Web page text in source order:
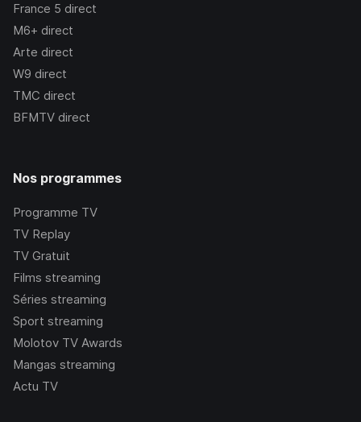
France 5 direct
M6+ direct
Arte direct
W9 direct
TMC direct
BFMTV direct
Nos programmes
Programme TV
TV Replay
TV Gratuit
Films streaming
Séries streaming
Sport streaming
Molotov TV Awards
Mangas streaming
Actu TV